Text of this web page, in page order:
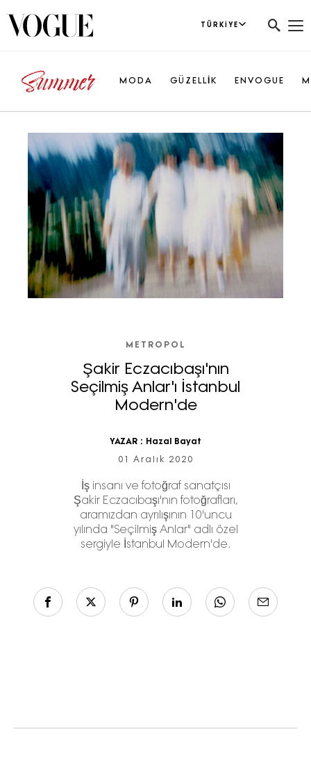
TÜRKIYE
MODA GÜZELLİK ENVOGUE
METROPOL
Şakir Eczacıbaşı'nın
Seçilmiş Anlar'ı İstanbul
Modern'de
YAZAR : Hazal Bayat
01 Aralık 2020
İş insanı ve fotoğraf sanatçısı
Şakir Eczacıbaşı'nın fotoğrafları,
aramızdan ayrılışının 10'uncu
yılında "Seçilmiş Anlar" adlı özel
sergiyle İstanbul Modern'de.